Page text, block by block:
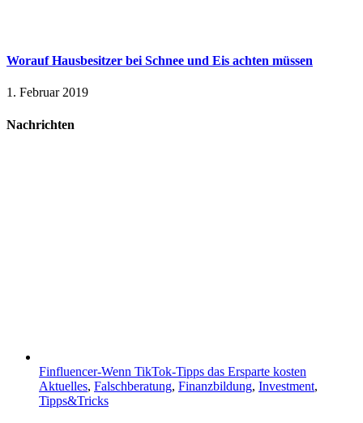
Worauf Hausbesitzer bei Schnee und Eis achten müssen
1. Februar 2019
Nachrichten
Finfluencer-Wenn TikTok-Tipps das Ersparte kosten
Aktuelles, Falschberatung, Finanzbildung, Investment,
Tipps&Tricks